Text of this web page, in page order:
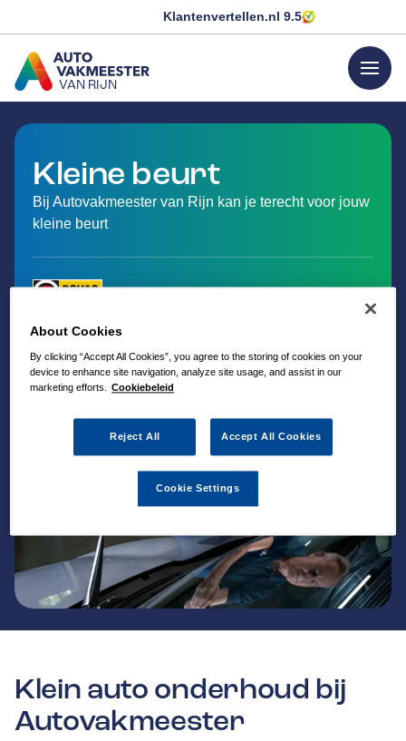
Klantenvertellen.nl 9.5
VAN RIJN
GA NAAR DE HOMEPAGINA
menu
Kleine beurt
Bij Autovakmeester van Rijn kan je terecht voor jouw
kleine beurt
Klein auto onderhoud bij
Autovakmeester
About Cookies
By clicking “Accept All Cookies”, you agree to the storing of cookies on your
device to enhance site navigation, analyze site usage, and assist in our
marketing efforts. Cookiebeleid
Reject All Accept All Cookies
Cookie Settings